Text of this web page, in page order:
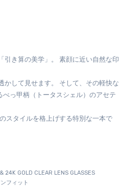
かして見せます。 そして、その軽快な
っ甲柄（トータスシェル）のアセテ
スタイルを格上げする特別な一本で
24K GOLD CLEAR LENS GLASSES
フィット